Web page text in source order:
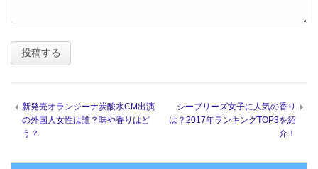
新発売オランジーナ炭酸水CM出演
の外国人女性は誰？味や香りはど
う？
シーブリーズ女子に人気の香り
は？2017年ランキングTOP3を紹
介！